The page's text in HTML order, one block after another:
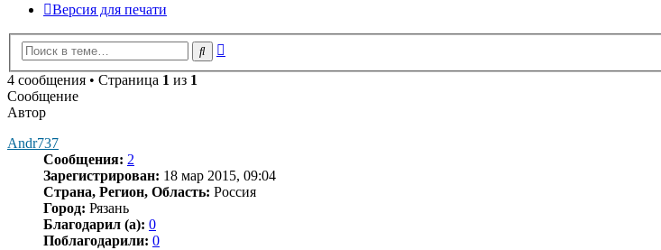
Версия для печати
Поиск
4 сообщения • Страница 1 из 1
Сообщение
Автор
Andr737
Сообщения: 2
Зарегистрирован: 18 мар 2015, 09:04
Страна, Регион, Область: Россия
Город: Рязань
Благодарил (а): 0
Поблагодарили: 0